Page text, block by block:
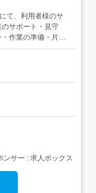
て、利用者様のサ
サポート・見守
作業の準備・片付
務(可能な方のみ)
与】月給 180,100
ンサー : 求人ボックス